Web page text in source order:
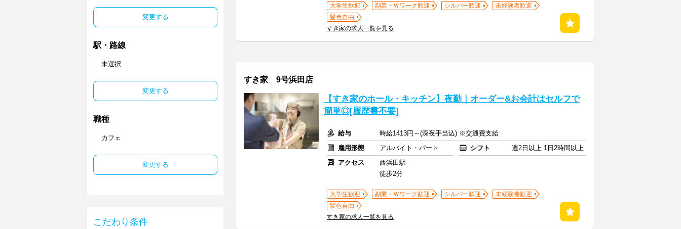
変更する
駅・路線
未選択
変更する
職種
カフェ
変更する
こだわり条件
大学生歓迎 副業・Ｗワーク歓迎 シルバー歓迎
未経験者歓迎
髪色自由
すき家の求人一覧を見る
すき家 9号浜田店
【すき家のホール・キッチン】夜勤｜オーダー&お会計はセルフで
簡単◎[履歴書不要]
給与
時給1413円～(深夜手当込) ※交通費支給
雇用形態
アルバイト・パート シフト
週2日以上 1日2時間以上
アクセス
西浜田駅
徒歩2分
大学生歓迎 副業・Ｗワーク歓迎 シルバー歓迎
未経験者歓迎
髪色自由
すき家の求人一覧を見る